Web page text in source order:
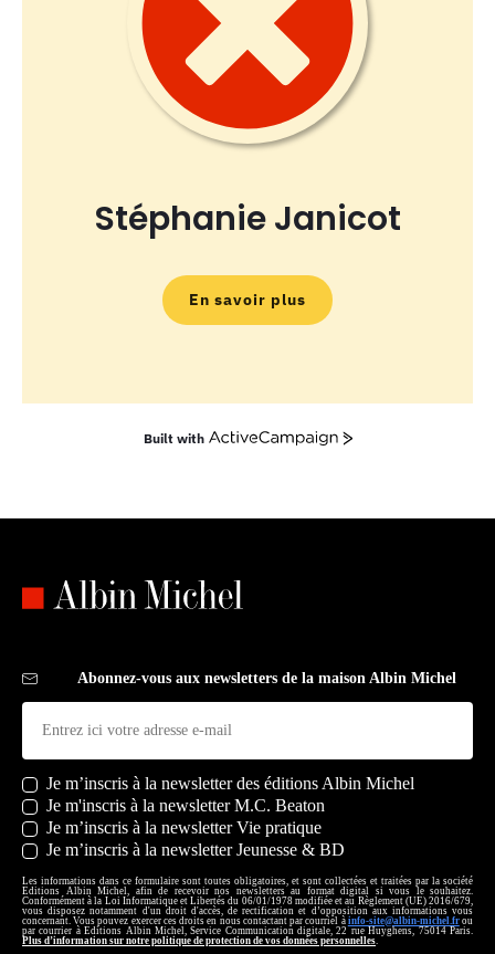
Stéphanie Janicot
En savoir plus
Built with
Abonnez-vous aux newsletters de la maison Albin Michel
NewslettersJe m’inscris à la newsletter des éditions Albin Michel
Je m'inscris à la newsletter M.C. Beaton
Je m’inscris à la newsletter Vie pratique
Je m’inscris à la newsletter Jeunesse & BD
Les informations dans ce formulaire sont toutes obligatoires, et sont collectées et traitées par la société
Editions Albin Michel, afin de recevoir nos newsletters au format digital si vous le souhaitez.
Conformément à la Loi Informatique et Libertés du 06/01/1978 modifiée et au Règlement (UE) 2016/679,
vous disposez notamment d'un droit d'accès, de rectification et d’opposition aux informations vous
concernant. Vous pouvez exercer ces droits en nous contactant par courriel à info-site@albin-michel.frou
par courrier à Editions Albin Michel, Service Communication digitale, 22 rue Huyghens, 75014 Paris.
Plus d’information sur notre politique de protection de vos données personnelles